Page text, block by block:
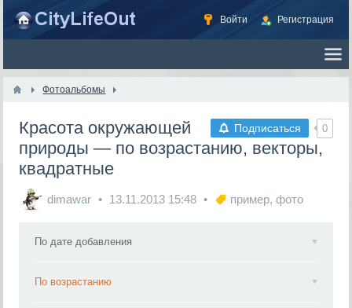
Войти Регистрация
Фотоальбомы
Подписаться 0
Красота окружающей
природы — по возрастанию, векторы,
квадратные
dimawar 13.11.2013 15:48 пример,фото
По дате добавления
По возрастанию